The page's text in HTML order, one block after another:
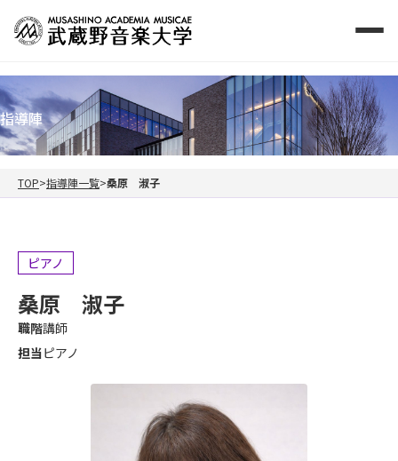
指導陣
TOP 指導陣一覧 桑原 淑子
ピアノ
桑原 淑子
職階講師
担当ピアノ